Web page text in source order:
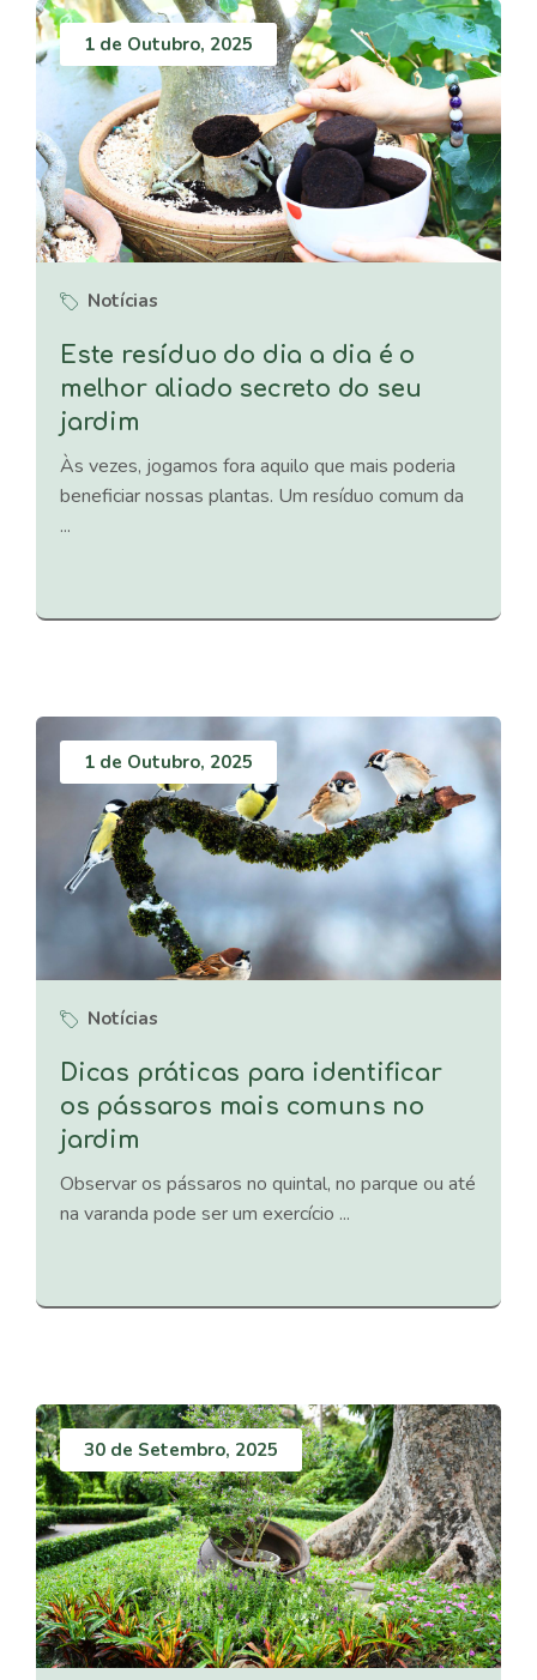
1 de Outubro, 2025
Notícias
Este resíduo do dia a dia é o
melhor aliado secreto do seu
jardim
Às vezes, jogamos fora aquilo que mais poderia
beneficiar nossas plantas. Um resíduo comum da
...
1 de Outubro, 2025
Notícias
Dicas práticas para identificar
os pássaros mais comuns no
jardim
Observar os pássaros no quintal, no parque ou até
na varanda pode ser um exercício ...
30 de Setembro, 2025